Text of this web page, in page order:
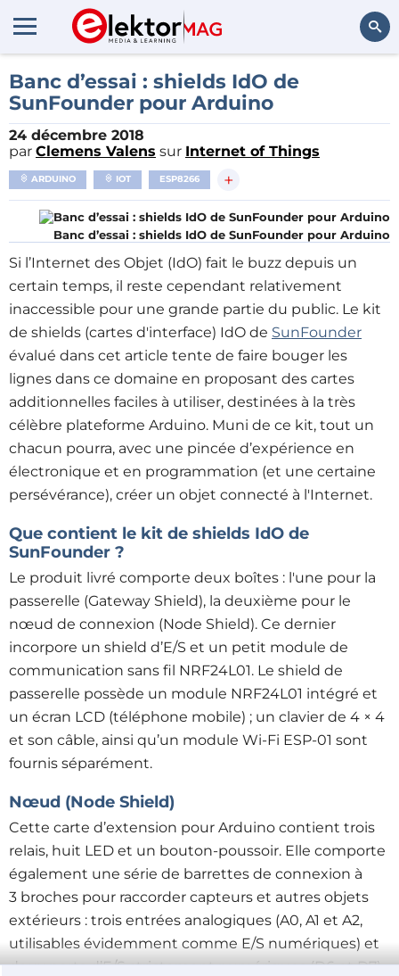
Banc d’essai : shields IdO de
SunFounder pour Arduino
24 décembre 2018
par Clemens Valens sur Internet of Things
ARDUINO IOT ESP8266 +
Banc d’essai : shields IdO de SunFounder pour Arduino
Si l’Internet des Objet (IdO) fait le buzz depuis un
certain temps, il reste cependant relativement
inaccessible pour une grande partie du public. Le kit
de shields (cartes d'interface) IdO de SunFounder
évalué dans cet article tente de faire bouger les
lignes dans ce domaine en proposant des cartes
additionnelles faciles à utiliser, destinées à la très
célèbre plateforme Arduino. Muni de ce kit, tout un
chacun pourra, avec une pincée d’expérience en
électronique et en programmation (et une certaine
persévérance), créer un objet connecté à l'Internet.
Que contient le kit de shields IdO de
SunFounder ?
Le produit livré comporte deux boîtes : l'une pour la
passerelle (Gateway Shield), la deuxième pour le
nœud de connexion (Node Shield). Ce dernier
incorpore un shield d’E/S et un petit module de
communication sans fil NRF24L01. Le shield de
passerelle possède un module NRF24L01 intégré et
un écran LCD (téléphone mobile) ; un clavier de 4 × 4
et son câble, ainsi qu’un module Wi-Fi ESP-01 sont
fournis séparément.
Nœud (Node Shield)
Cette carte d’extension pour Arduino contient trois
relais, huit LED et un bouton-poussoir. Elle comporte
également une série de barrettes de connexion à
3 broches pour raccorder capteurs et autres objets
extérieurs : trois entrées analogiques (A0, A1 et A2,
utilisables évidemment comme E/S numériques) et
deux ports d’E/S strictement numériques (D6 et D7).